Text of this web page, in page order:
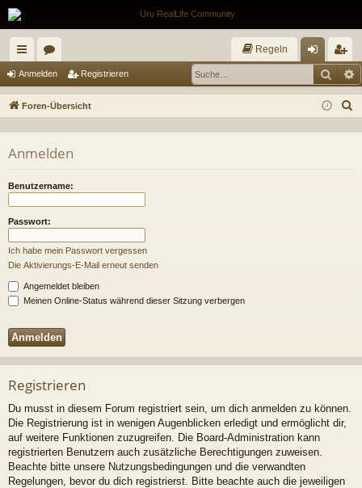
ch
ne
or
en
Regeln
m
eg
ist
Anmelden Registrieren
Foren-Übersicht
Anmelden
Benutzername:
Passwort:
Ich habe mein Passwort vergessen
Die Aktivierungs-E-Mail erneut senden
Angemeldet bleiben
Meinen Online-Status während dieser Sitzung verbergen
Registrieren
Du musst in diesem Forum registriert sein, um dich anmelden zu können.
Die Registrierung ist in wenigen Augenblicken erledigt und ermöglicht dir,
auf weitere Funktionen zuzugreifen. Die Board-Administration kann
registrierten Benutzern auch zusätzliche Berechtigungen zuweisen.
Beachte bitte unsere Nutzungsbedingungen und die verwandten
Regelungen, bevor du dich registrierst. Bitte beachte auch die jeweiligen